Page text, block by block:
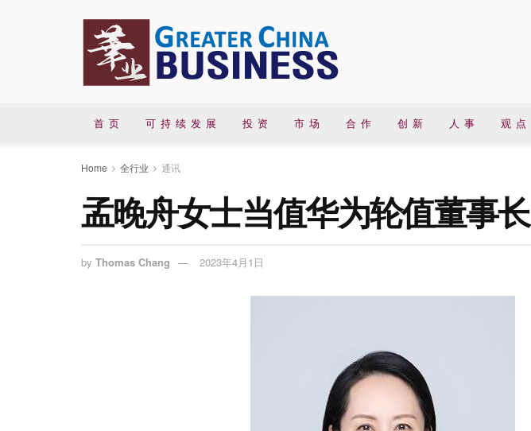
首 页 可 持 续 发 展 投 资 市 场 合 作 创 新 人 事 观 点
Home 全行业 通讯
孟晚舟女士当值华为轮值董事长
by Thomas Chang 2023年4月1日